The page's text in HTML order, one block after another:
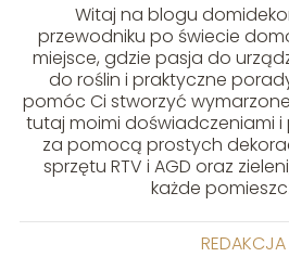
Witaj na blogu
przewodniku po świecie
miejsce, gdzie pasja do
do roślin i praktyczne
pomóc Ci stworzyć
tutaj moimi doświadczeniami i
za pomocą prostych
sprzętu RTV i AGD oraz
każde
REDAKCJA